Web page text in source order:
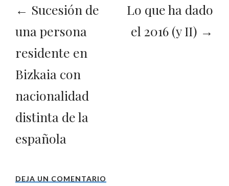
← Sucesión de
una persona
residente en
Bizkaia con
nacionalidad
distinta de la
española
Lo que ha dado
el 2016 (y II) →
DEJA UN COMENTARIO